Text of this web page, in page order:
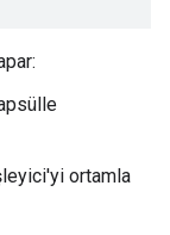
ortamla